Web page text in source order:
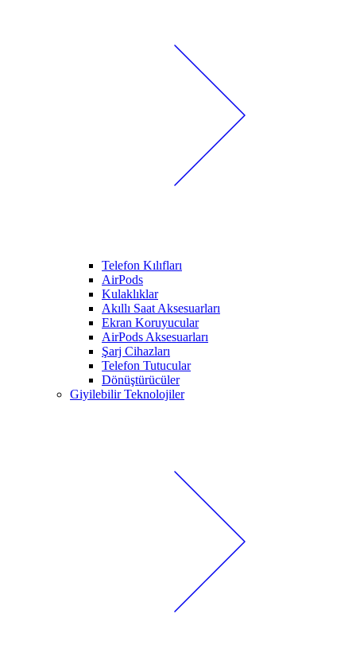
Telefon Kılıfları
AirPods
Kulaklıklar
Akıllı Saat Aksesuarları
Ekran Koruyucular
AirPods Aksesuarları
Şarj Cihazları
Telefon Tutucular
Dönüştürücüler
Giyilebilir Teknolojiler